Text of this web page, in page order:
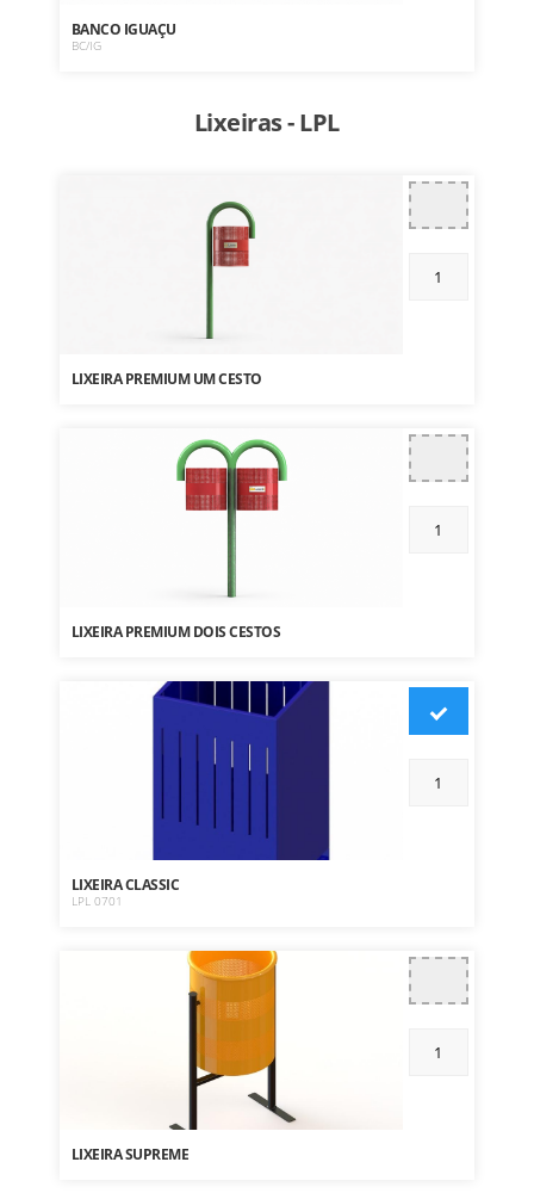
BANCO IGUAÇU
BC/IG
Lixeiras - LPL
LIXEIRA PREMIUM UM CESTO
LIXEIRA PREMIUM DOIS CESTOS
LIXEIRA CLASSIC
LPL 0701
LIXEIRA SUPREME